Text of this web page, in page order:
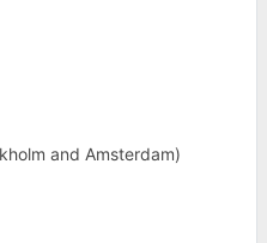
and Amsterdam)